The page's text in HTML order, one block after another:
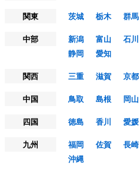
関東
茨城 栃木 群馬
中部
新潟 富山 石川
静岡
愛知
関西
三重 滋賀 京都
中国
鳥取 島根 岡山
四国
徳島 香川 愛媛
九州
福岡 佐賀 長崎
沖縄